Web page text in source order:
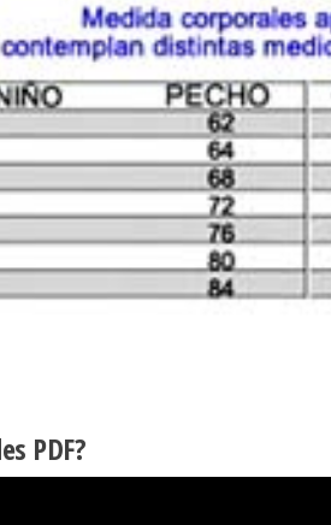
PDF?